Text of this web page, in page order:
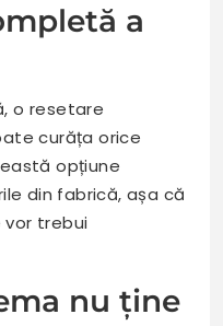
a
o resetare
curăța orice
opțiune
din fabrică, așa că
trebui
nu ține